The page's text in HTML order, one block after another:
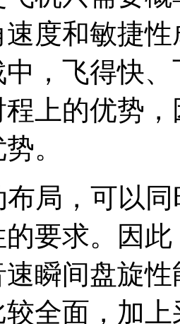
度和敏捷
，飞得快
上的优势
。
布局，可以
要求。因
瞬间盘旋
全面，加